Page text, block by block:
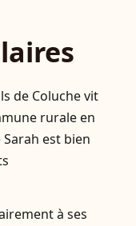
de Coluche vit
rurale en
est bien
à ses